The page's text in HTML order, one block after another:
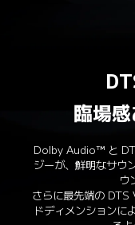
臨場
Dolby Audio™ と
ジーが、鮮明なサウ
ウ
さらに最先端の DTS
ドディメンションに